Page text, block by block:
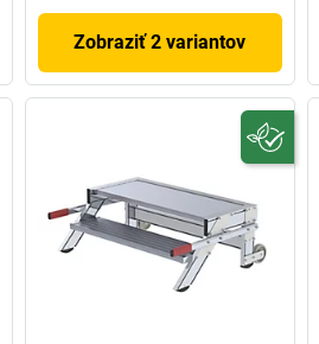
Zobraziť 2 variantov